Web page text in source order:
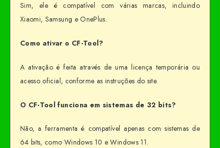
Sim, ele é compatível com várias marcas, incluindo
Xiaomi, Samsung e OnePlus.
Como ativar o CF-Tool?
A ativação é feita através de uma licença temporária ou
acesso oficial, conforme as instruções do site.
O CF-Tool funciona em sistemas de 32 bits?
Não, a ferramenta é compatível apenas com sistemas de
64 bits, como Windows 10 e Windows 11.